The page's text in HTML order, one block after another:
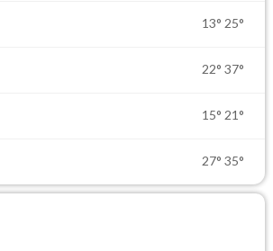
13° 25°
22° 37°
15° 21°
27° 35°